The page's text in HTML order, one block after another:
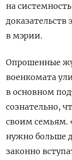
на
в мэрии.
Опрошенные
военкомата
в основном
сознательно,
своим семьям.
нужно больше
законно